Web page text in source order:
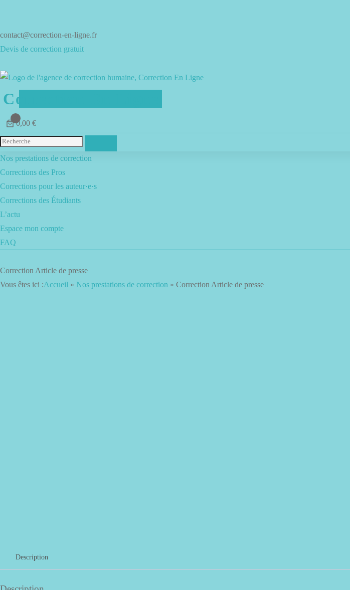
contenu
contact@correction-en-ligne.fr
Devis de correction gratuit
Correction En Ligne
0,00 €
Menu
Nos prestations de correction
Corrections des Pros
Corrections pour les auteur·e·s
Corrections des Étudiants
L’actu
Espace mon compte
FAQ
Correction Article de presse
Vous êtes ici :Accueil » Nos prestations de correction » Correction Article de presse
Description